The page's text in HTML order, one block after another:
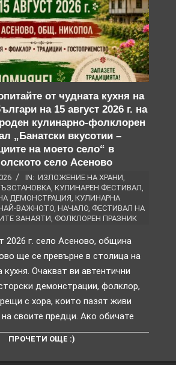
от чудната кухня на
на 15 август 2026 г. на
кулинарно-фолклорен
„Банатски вкусотии –
на моето село“ в
село Асеново
IN: ИЗЛОЖЕНИЕ НА ХРАНИ
КУЛИНАРЕН ФЕСТИВАЛ
ДЕМОНСТРАЦИЯ КУЛИНАРНА
ВАЖНОТО, НАЧАЛО, ФЕСТИВАЛ НА
ЗАНАЯТИ ФОЛКЛОРЕН ПРАЗНИК
2026 г. село Асеново, община
ще се превърне в столица на
кухня. Очакват ви автентични
демонстрации, фолклор,
с хора, които пазят живи
своите предци. Ако обичате
ПРОЧЕТИ ОЩЕ :)